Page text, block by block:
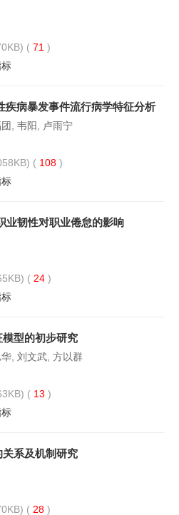
( 71 )
病暴发事件流行病学特征分析
, 韦阳, 卢雨宁
( 108 )
业韧性对职业倦怠的影响
( 24 )
型的初步研究
, 刘文武, 方以群
( 13 )
系及机制研究
( 28 )